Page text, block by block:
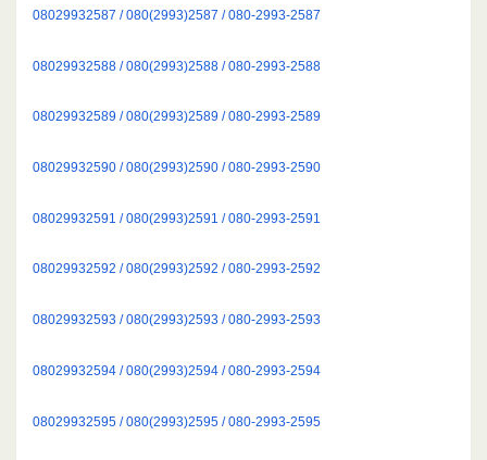
08029932587 / 080(2993)2587 / 080-2993-2587
08029932588 / 080(2993)2588 / 080-2993-2588
08029932589 / 080(2993)2589 / 080-2993-2589
08029932590 / 080(2993)2590 / 080-2993-2590
08029932591 / 080(2993)2591 / 080-2993-2591
08029932592 / 080(2993)2592 / 080-2993-2592
08029932593 / 080(2993)2593 / 080-2993-2593
08029932594 / 080(2993)2594 / 080-2993-2594
08029932595 / 080(2993)2595 / 080-2993-2595